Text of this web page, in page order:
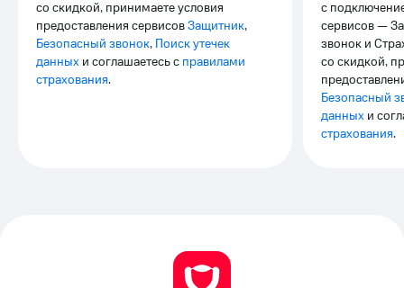
и подключите
ТВ
с выгодным
тарифом
Скачать
приложение
Мой
МТС
Акции
со скидкой, принимаете условия
предоставления сервисовЗащитник,
Безопасный звонок, Поиск утечек
данных и соглашаетесь с правилами
страхования.
с
сервисов —
звонок и
со скидкой,
Безопасный
данных и
страхования.